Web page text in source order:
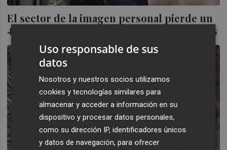
El sector de la imagen personal pierde un
40% del empleo en los últimos cuatro años
Uso responsable de sus
datos
Nosotros y nuestros socios utilizamos
cookies y tecnologías similares para
almacenar y acceder a información en su
dispositivo y procesar datos personales,
como su dirección IP, identificadores únicos
y datos de navegación, para ofrecer